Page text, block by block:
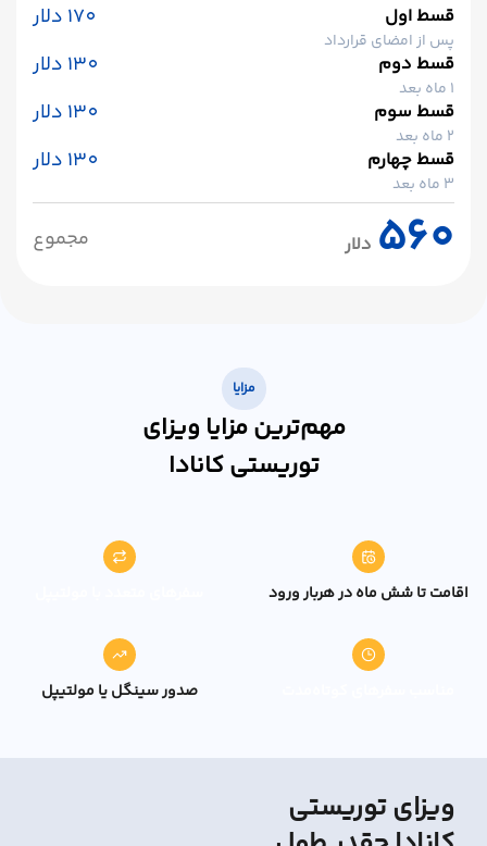
قسط اول 170 دلار
پس از امضای قرارداد
قسط دوم 130 دلار
۱ ماه بعد
قسط سوم 130 دلار
۲ ماه بعد
قسط چهارم 130 دلار
۳ ماه بعد
560 دلار مجموع
مزایا
مهم‌ترین مزایا ویزای
توریستی کانادا
اقامت تا شش ماه در هربار ورود
صدور سینگل یا مولتیپل
ویزای توریستی